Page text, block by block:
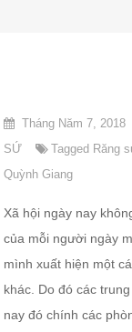
Tháng Năm 7, 2018
SỨ
Tagged Răng
Quỳnh Giang
Xã hội ngày nay
của mỗi người ngày
mình xuất hiện một
khác. Do đó các
nay đó chính các